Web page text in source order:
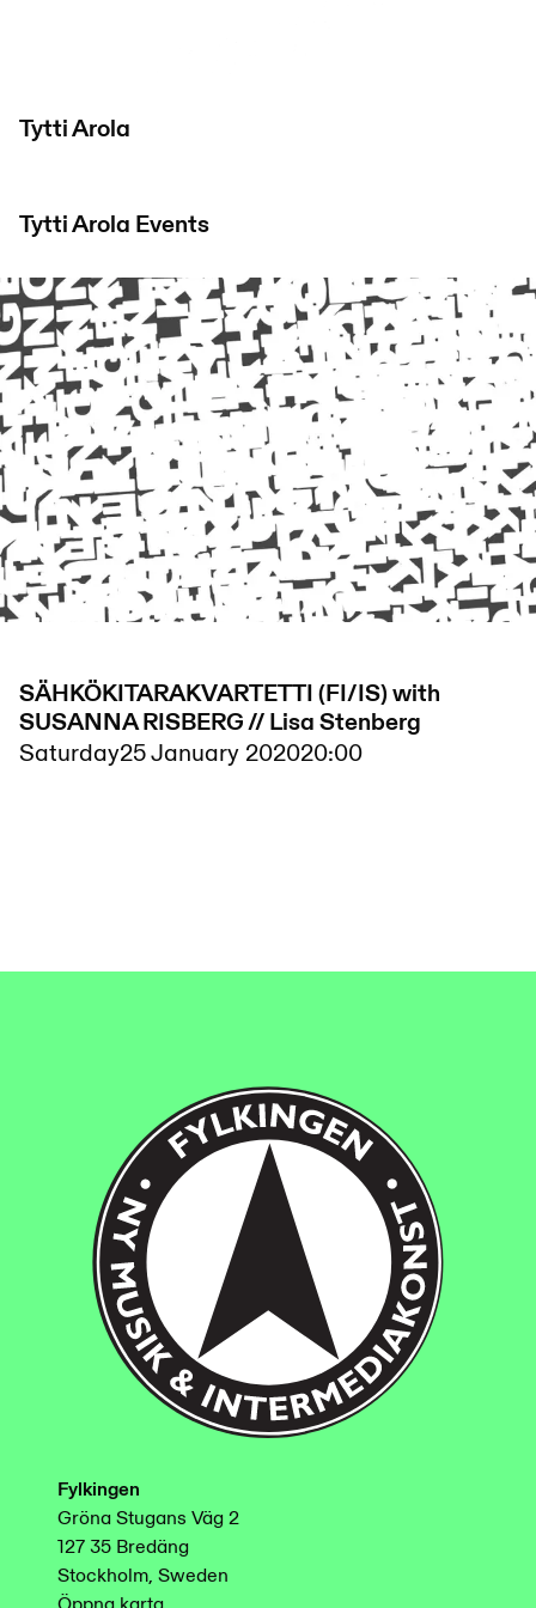
Tytti Arola
Tytti Arola Events
SÄHKÖKITARAKVARTETTI (FI/IS) with
SUSANNA RISBERG // Lisa Stenberg
Saturday25 January 202020:00
Fylkingen
Gröna Stugans Väg 2
127 35 Bredäng
Stockholm, Sweden